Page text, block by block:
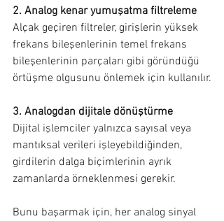
2. Analog kenar yumuşatma filtreleme
Alçak geçiren filtreler, girişlerin yüksek
frekans bileşenlerinin temel frekans
bileşenlerinin parçaları gibi göründüğü
örtüşme olgusunu önlemek için kullanılır.
3. Analogdan dijitale dönüştürme
Dijital işlemciler yalnızca sayısal veya
mantıksal verileri işleyebildiğinden,
girdilerin dalga biçimlerinin ayrık
zamanlarda örneklenmesi gerekir.
Bunu başarmak için, her analog sinyal